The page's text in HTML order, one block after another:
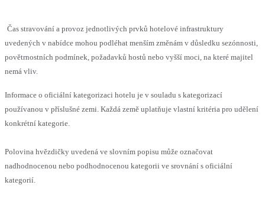
Čas stravování a provoz jednotlivých prvků hotelové infrastruktury
uvedených v nabídce mohou podléhat menším změnám v důsledku sezónnosti,
povětrnostních podmínek, požadavků hostů nebo vyšší moci, na které majitel
nemá vliv.
Informace o oficiální kategorizaci hotelu je v souladu s kategorizací
používanou v příslušné zemi. Každá země uplatňuje vlastní kritéria pro udělení
konkrétní kategorie.
Polovina hvězdičky uvedená ve slovním popisu může označovat
nadhodnocenou nebo podhodnocenou kategorii ve srovnání s oficiální
kategorií.